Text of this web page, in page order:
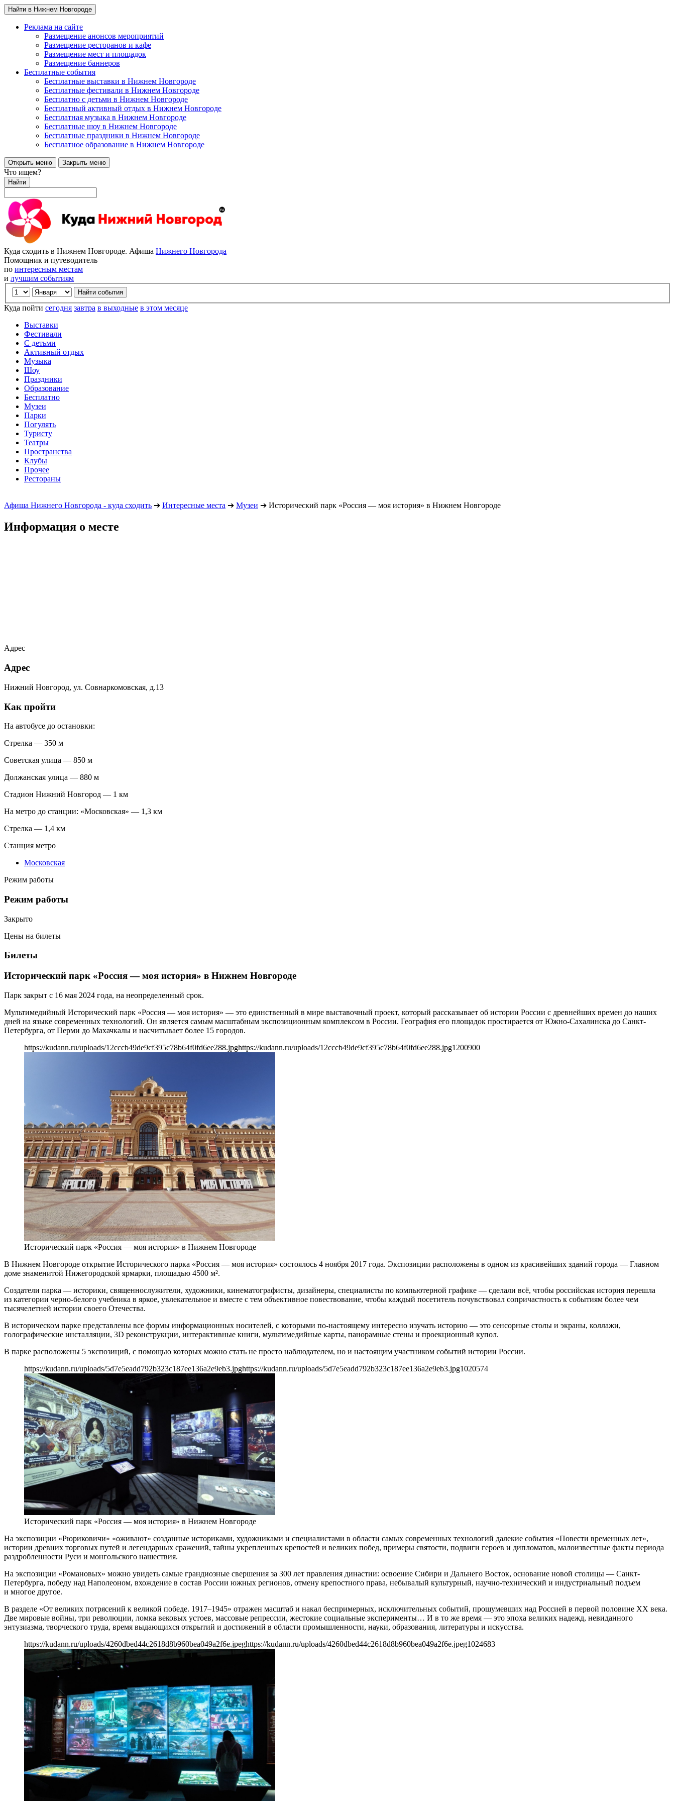
Найти в Нижнем Новгороде
Реклама на сайте
Размещение анонсов мероприятий
Размещение ресторанов и кафе
Размещение мест и площадок
Размещение баннеров
Бесплатные события
Бесплатные выставки в Нижнем Новгороде
Бесплатные фестивали в Нижнем Новгороде
Бесплатно с детьми в Нижнем Новгороде
Бесплатный активный отдых в Нижнем Новгороде
Бесплатная музыка в Нижнем Новгороде
Бесплатные шоу в Нижнем Новгороде
Бесплатные праздники в Нижнем Новгороде
Бесплатное образование в Нижнем Новгороде
Открыть меню Закрыть меню
Что ищем?
Найти
Куда сходить в Нижнем Новгороде. Афиша Нижнего Новгорода
Помощник и путеводитель
по интересным местам
и лучшим событиям
Куда пойти сегодня завтра в выходные в этом месяце
Выставки
Фестивали
С детьми
Активный отдых
Музыка
Шоу
Праздники
Образование
Бесплатно
Музеи
Парки
Погулять
Туристу
Театры
Пространства
Клубы
Прочее
Рестораны
Афиша Нижнего Новгорода - куда сходить ➔ Интересные места ➔ Музеи ➔ Исторический парк «Россия — моя история» в Нижнем Новгороде
Информация о месте
Адрес
Адрес
Нижний Новгород, ул. Совнаркомовская, д.13
Как пройти
На автобусе до остановки:
Стрелка — 350 м
Советская улица — 850 м
Должанская улица — 880 м
Стадион Нижний Новгород — 1 км
На метро до станции: «Московская» — 1,3 км
Стрелка — 1,4 км
Станция метро
Московская
Режим работы
Режим работы
Закрыто
Цены на билеты
Билеты
Исторический парк «Россия — моя история» в Нижнем Новгороде
Парк закрыт с 16 мая 2024 года, на неопределенный срок.
Мультимедийный Исторический парк «Россия — моя история» — это единственный в мире выставочный проект, который рассказывает об истории России с древнейших времен до наших
дней на языке современных технологий. Он является самым масштабным экспозиционным комплексом в России. География его площадок простирается от Южно-Сахалинска до Санкт-
Петербурга, от Перми до Махачкалы и насчитывает более 15 городов.
https://kudann.ru/uploads/12cccb49de9cf395c78b64f0fd6ee288.jpghttps://kudann.ru/uploads/12cccb49de9cf395c78b64f0fd6ee288.jpg1200900
Исторический парк «Россия — моя история» в Нижнем Новгороде
В Нижнем Новгороде открытие Исторического парка «Россия — моя история» состоялось 4 ноября 2017 года. Экспозиции расположены в одном из красивейших зданий города — Главном
доме знаменитой Нижегородской ярмарки, площадью 4500 м².
Создатели парка — историки, священнослужители, художники, кинематографисты, дизайнеры, специалисты по компьютерной графике — сделали всё, чтобы российская история перешла
из категории черно-белого учебника в яркое, увлекательное и вместе с тем объективное повествование, чтобы каждый посетитель почувствовал сопричастность к событиям более чем
тысячелетней истории своего Отечества.
В историческом парке представлены все формы информационных носителей, с которыми по-настоящему интересно изучать историю — это сенсорные столы и экраны, коллажи,
голографические инсталляции, 3D реконструкции, интерактивные книги, мультимедийные карты, панорамные стены и проекционный купол.
В парке расположены 5 экспозиций, с помощью которых можно стать не просто наблюдателем, но и настоящим участником событий истории России.
https://kudann.ru/uploads/5d7e5eadd792b323c187ee136a2e9eb3.jpghttps://kudann.ru/uploads/5d7e5eadd792b323c187ee136a2e9eb3.jpg1020574
Исторический парк «Россия — моя история» в Нижнем Новгороде
На экспозиции «Рюриковичи» «оживают» созданные историками, художниками и специалистами в области самых современных технологий далекие события «Повести временных лет»,
истории древних торговых путей и легендарных сражений, тайны укрепленных крепостей и великих побед, примеры святости, подвиги героев и дипломатов, малоизвестные факты периода
раздробленности Руси и монгольского нашествия.
На экспозиции «Романовых» можно увидеть самые грандиозные свершения за 300 лет правления династии: освоение Сибири и Дальнего Восток, основание новой столицы — Санкт-
Петербурга, победу над Наполеоном, вхождение в состав России южных регионов, отмену крепостного права, небывалый культурный, научно-технический и индустриальный подъем
и многое другое.
В разделе «От великих потрясений к великой победе. 1917–1945» отражен масштаб и накал беспримерных, исключительных событий, прошумевших над Россией в первой половине XX века.
Две мировые войны, три революции, ломка вековых устоев, массовые репрессии, жестокие социальные эксперименты… И в то же время — это эпоха великих надежд, невиданного
энтузиазма, творческого труда, время выдающихся открытий и достижений в области промышленности, науки, образования, литературы и искусства.
https://kudann.ru/uploads/4260dbed44c2618d8b960bea049a2f6e.jpeghttps://kudann.ru/uploads/4260dbed44c2618d8b960bea049a2f6e.jpeg1024683